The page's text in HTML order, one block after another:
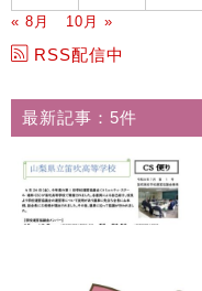
« 8月
10月 »
RSS配信中
最新記事：5件